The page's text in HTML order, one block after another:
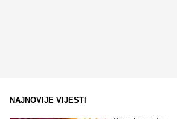
NAJNOVIJE VIJESTI